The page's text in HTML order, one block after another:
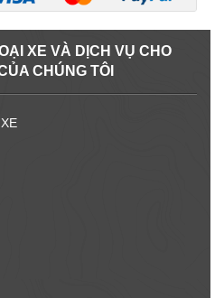
XE VÀ DỊCH VỤ CHO
CHÚNG TÔI